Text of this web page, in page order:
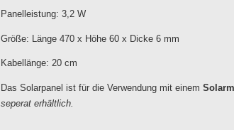
Panelleistung: 3,2 W
Größe: Länge 470 x Höhe 60 x Dicke 6 mm
Kabellänge: 20 cm
Das Solarpanel ist für die Verwendung mit einem
seperat erhältlich.